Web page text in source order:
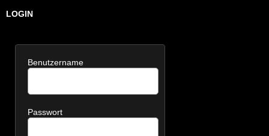
LOGIN
Benutzername
Passwort